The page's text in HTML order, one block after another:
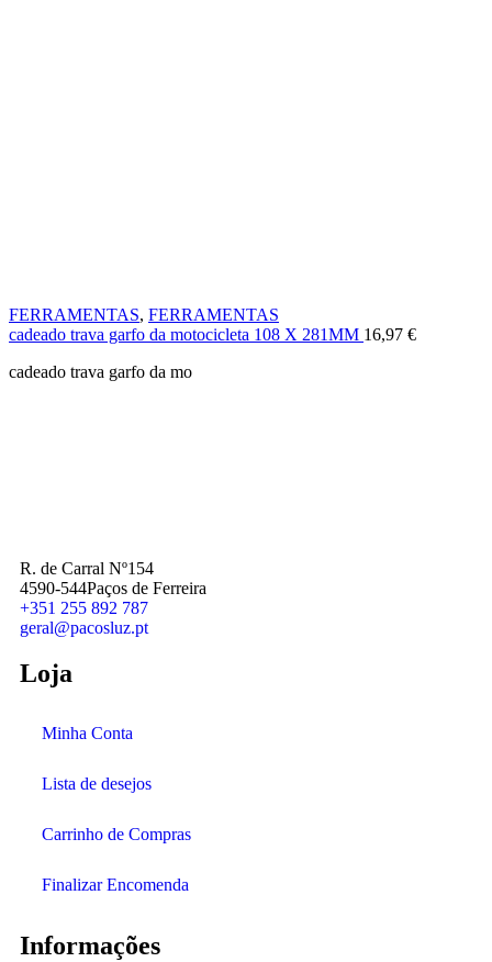
FERRAMENTAS, FERRAMENTAS
cadeado trava garfo da motocicleta 108 X 281MM 16,97 €
cadeado trava garfo da mo
R. de Carral Nº154
4590-544Paços de Ferreira
+351 255 892 787
geral@pacosluz.pt
Loja
Minha Conta
Lista de desejos
Carrinho de Compras
Finalizar Encomenda
Informações